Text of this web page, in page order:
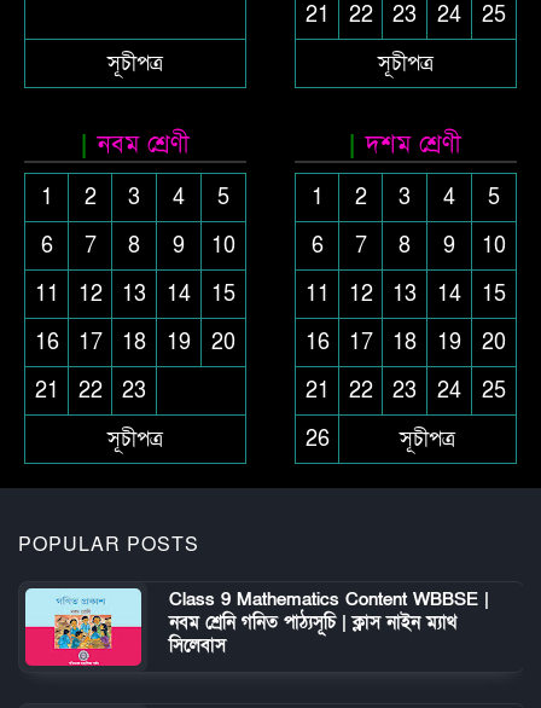
সূচীপত্র
21
22 23 24
25
সূচীপত্র
নবম শ্রেণী
1 2 3 4
5
6
7 8 9
10
11
12 13 14
15
16
17 18 19
20
21
22
23
সূচীপত্র
দশম শ্রেণী
1 2 3 4
5
6
7 8 9
10
11
12 13 14
15
16
17 18 19
20
21
22 23 24
25
26
সূচীপত্র
POPULAR POSTS
Class 9 Mathematics Content WBBSE |
নবম শ্রেনি গনিত পাঠ্যসূচি | ক্লাস নাইন ম্যাথ
সিলেবাস